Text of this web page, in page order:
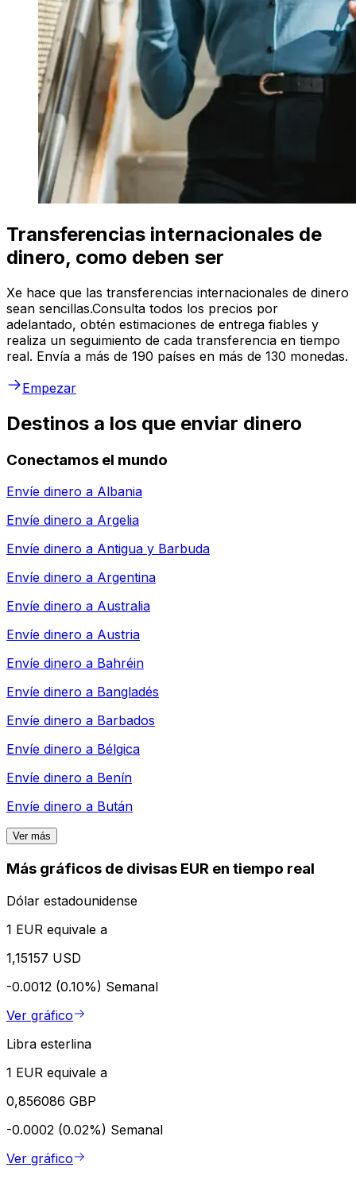
Transferencias internacionales de
dinero, como deben ser
Xe hace que las transferencias internacionales de dinero
sean sencillas.Consulta todos los precios por
adelantado, obtén estimaciones de entrega fiables y
realiza un seguimiento de cada transferencia en tiempo
real. Envía a más de 190 países en más de 130 monedas.
Empezar
Destinos a los que enviar dinero
Conectamos el mundo
Envíe dinero a Albania
Envíe dinero a Argelia
Envíe dinero a Antigua y Barbuda
Envíe dinero a Argentina
Envíe dinero a Australia
Envíe dinero a Austria
Envíe dinero a Bahréin
Envíe dinero a Bangladés
Envíe dinero a Barbados
Envíe dinero a Bélgica
Envíe dinero a Benín
Envíe dinero a Bután
Ver más
Más gráficos de divisas EUR en tiempo real
Dólar estadounidense
1 EUR equivale a
1,15157 USD
-0.0012 (0.10%) Semanal
Ver gráfico
Libra esterlina
1 EUR equivale a
0,856086 GBP
-0.0002 (0.02%) Semanal
Ver gráfico